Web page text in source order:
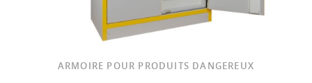
ARMOIRE POUR PRODUITS DANGEREUX